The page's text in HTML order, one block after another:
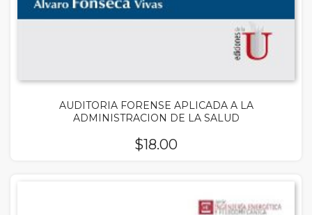
AUDITORIA FORENSE APLICADA A LA
ADMINISTRACION DE LA SALUD
$18.00